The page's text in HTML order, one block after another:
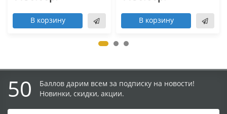
В корзину В корзину
50
Баллов дарим всем за подписку на новости!
Новинки, скидки, акции.